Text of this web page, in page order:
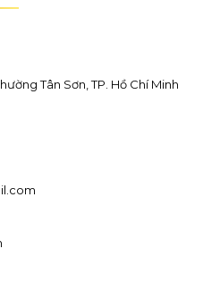
Tân Sơn, TP. Hồ Chí Minh